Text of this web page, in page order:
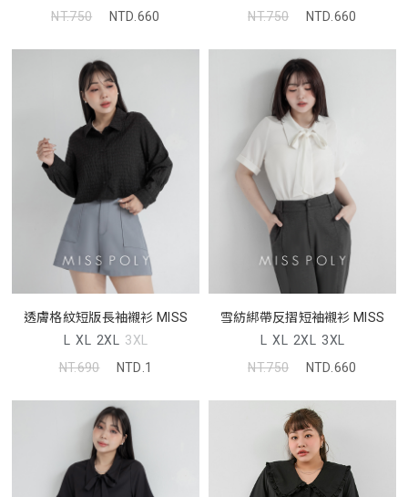
NT.750
NTD.660
NT.750
NTD.660
透膚格紋短版長袖襯衫 MISS
L XL 2XL 3XL
NT.690
NTD.1
雪紡綁帶反摺短袖襯衫 MISS
L XL 2XL 3XL
NT.750
NTD.660